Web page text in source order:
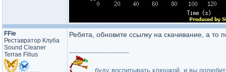
FFie
Реставратор Клуба
Sound Cleaner
Terrae Filius
Ребята, обновите ссылку на скачивание, а то
буду воспитывать клюшкой, и вы